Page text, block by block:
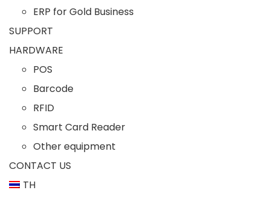
ERP for Gold Business
SUPPORT
HARDWARE
POS
Barcode
RFID
Smart Card Reader
Other equipment
CONTACT US
TH